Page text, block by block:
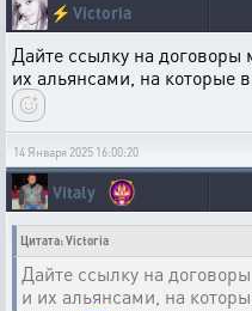
⚡ Victoria
Дайте ссылку на
их альянсами, на которые
14 Января 2025 16:00:20
Vitaly
Цитата: Victoria
Дайте ссылку на
и их альянсами, на